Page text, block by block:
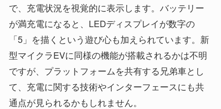
で、充電状況を視覚的に表示します。バッテリー
が満充電になると、LEDディスプレイが数字の
「5」を描くという遊び心も加えられています。新
型マイクラEVに同様の機能が搭載されるかは不明
ですが、プラットフォームを共有する兄弟車とし
て、充電に関する技術やインターフェースにも共
通点が見られるかもしれません。